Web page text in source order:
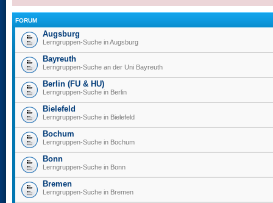
FORUM
Augsburg
Lerngruppen-Suche in Augsburg
Bayreuth
Lerngruppen-Suche an der Uni Bayreuth
Berlin (FU & HU)
Lerngruppen-Suche in Berlin
Bielefeld
Lerngruppen-Suche in Bielefeld
Bochum
Lerngruppen-Suche in Bochum
Bonn
Lerngruppen-Suche in Bonn
Bremen
Lerngruppen-Suche in Bremen